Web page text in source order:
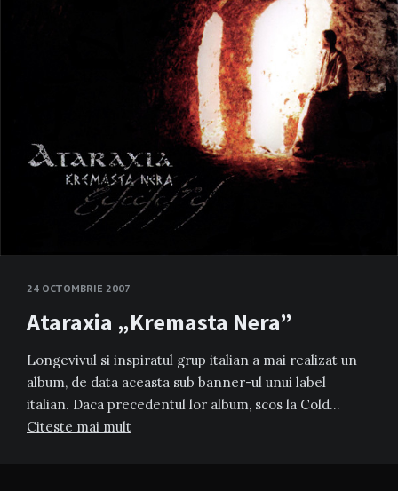
24 OCTOMBRIE 2007
Ataraxia „Kremasta Nera”
Longevivul si inspiratul grup italian a mai realizat un
album, de data aceasta sub banner-ul unui label
italian. Daca precedentul lor album, scos la Cold…
Citeste mai mult